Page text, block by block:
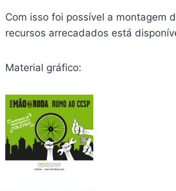
Com isso foi possível a montagem
recursos arrecadados está
Material gráfico: